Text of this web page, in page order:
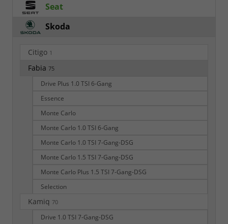
Seat
Skoda
Citigo 1
Fabia 75
Drive Plus 1.0 TSI 6-Gang
Essence
Monte Carlo
Monte Carlo 1.0 TSI 6-Gang
Monte Carlo 1.0 TSI 7-Gang-DSG
Monte Carlo 1.5 TSI 7-Gang-DSG
Monte Carlo Plus 1.5 TSI 7-Gang-DSG
Selection
Kamiq 70
Drive 1.0 TSI 7-Gang-DSG